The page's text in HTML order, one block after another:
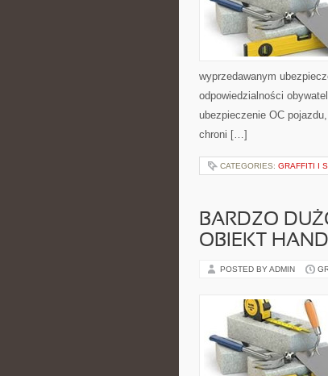
wyprzedawanym
odpowiedzialności
ubezpieczenie OC
chroni […]
CATEGORIES: GRAFFITI I
BARDZO
OBIEKT
POSTED BY ADMIN